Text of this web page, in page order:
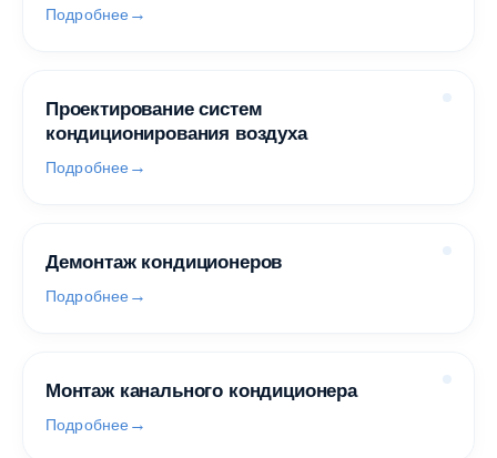
Подробнее
Проектирование систем
кондиционирования воздуха
Подробнее
Демонтаж кондиционеров
Подробнее
Монтаж канального кондиционера
Подробнее